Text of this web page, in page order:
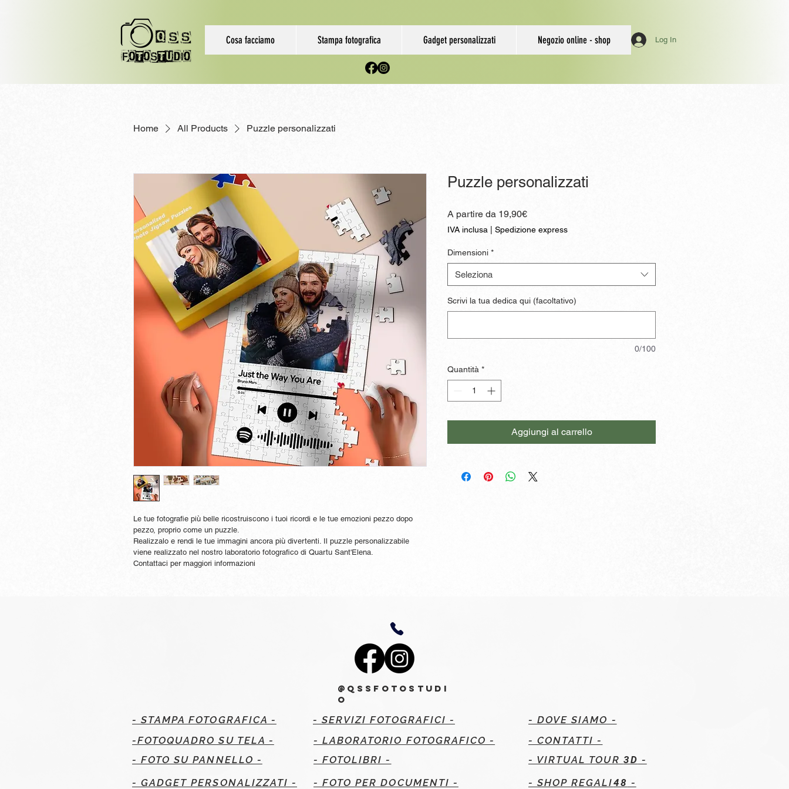
Log In
Cosa facciamo Stampa fotografica Gadget personalizzati Negozio online - shop
Home All Products Puzzle personalizzati
Le tue fotografie più belle ricostruiscono i tuoi ricordi e le tue emozioni pezzo dopo
pezzo, proprio come un puzzle.
Realizzalo e rendi le tue immagini ancora più divertenti. Il puzzle personalizzabile
viene realizzato nel nostro laboratorio fotografico di Quartu Sant'Elena.
Contattaci per maggiori informazioni
Puzzle personalizzati
A partire da 19,90€Prezzo
IVA inclusa Spedizione express
Dimensioni *
Seleziona
Scrivi la tua dedica qui (facoltativo)
0/100
Quantità *
Aggiungi al carrello
@QssFotoStudi
o
- STAMPA FOTOGRAFICA -
-FOTOQUADRO SU TELA -
- FOTO SU PANNELLO -
- GADGET PERSONALIZZATI -
- SERVIZI FOTOGRAFICI -
- LABORATORIO FOTOGRAFICO -
- FOTOLIBRI -
- FOTO PER DOCUMENTI -
- DOVE SIAMO -
- CONTATTI -
- VIRTUAL TOUR 3D -
- SHOP REGALI48 -